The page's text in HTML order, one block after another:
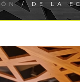
/ DE LA